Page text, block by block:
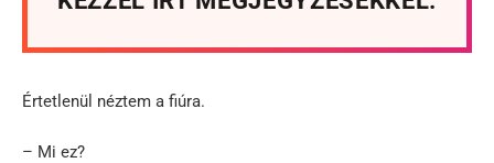
Értetlenül néztem a fiúra.
– Mi ez?